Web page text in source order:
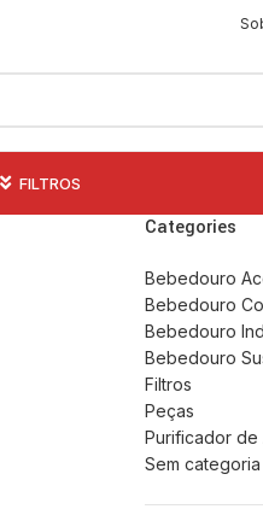
FILTROS
Categories
Bebedouro
Bebedouro
Bebedouro
Bebedouro
Filtros
Peças
Purificador de
Sem categoria